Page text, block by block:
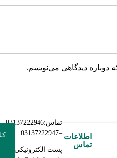
دوباره دیدگاهی می‌نویسم.
اطلاعات
تماس
تماس:03137222946
–03137222947
پست الکترونیکی: